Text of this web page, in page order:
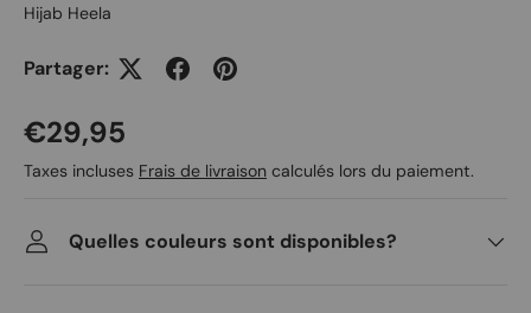
Hijab Heela
Partager:
Prix habituel
€29,95
Taxes incluses Frais de livraison calculés lors du paiement.
Quelles couleurs sont disponibles?